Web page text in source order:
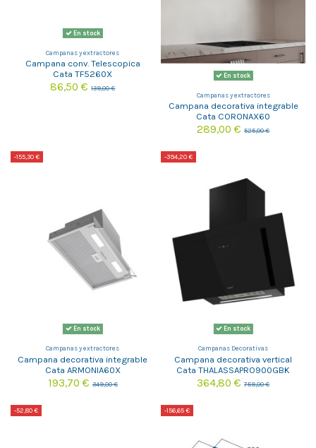
En stock
Campanas y extractores
Campana conv. Telescopica
Cata TF5260X
86,50 €139,00 €
En stock
Campanas y extractores
Campana decorativa integrable
Cata CORONAX60
289,00 €525,00 €
-155,30 €
En stock
Campanas y extractores
Campana decorativa integrable
Cata ARMONIA60X
193,70 €349,00 €
-394,20 €
En stock
Campanas Decorativas
Campana decorativa vertical
Cata THALASSAPRO900GBK
364,80 €759,00 €
-52,80 € -156,65 €